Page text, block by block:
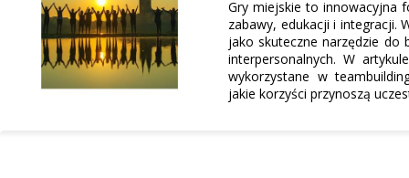
Gry miejskie to innowacyjna
zabawy, edukacji i integracji.
jako skuteczne narzędzie do
interpersonalnych. W
wykorzystane w
jakie korzyści przynoszą